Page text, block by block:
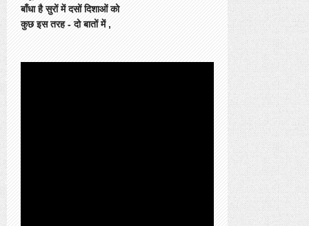
बाँधा है सुरों में दसों दिशाओं को
कुछ इस तरह - दो बातों में ,